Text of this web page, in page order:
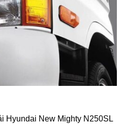
Hyundai New Mighty N250SL